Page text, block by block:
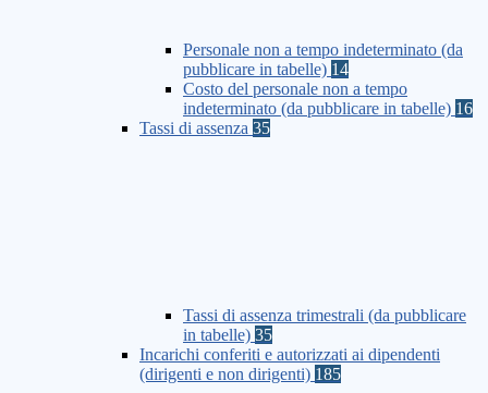
Personale non a tempo indeterminato (da
pubblicare in tabelle) 14
Costo del personale non a tempo
indeterminato (da pubblicare in tabelle) 16
Tassi di assenza 35
Tassi di assenza trimestrali (da pubblicare
in tabelle) 35
Incarichi conferiti e autorizzati ai dipendenti
(dirigenti e non dirigenti) 185